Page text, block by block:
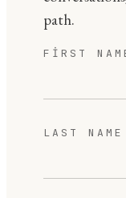
path.
FIRST
LAST NAME